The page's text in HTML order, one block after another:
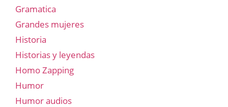
Gramatica
Grandes mujeres
Historia
Historias y leyendas
Homo Zapping
Humor
Humor audios